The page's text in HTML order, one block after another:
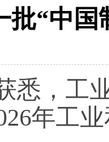
批“中国
悉，工
年工